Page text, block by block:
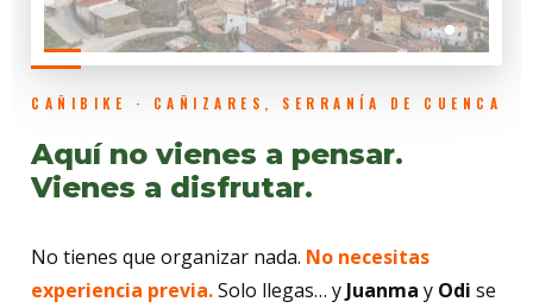
CAÑIBIKE · CAÑIZARES, SERRANÍA DE CUENCA
Aquí no vienes a pensar.
Vienes a disfrutar.
No tienes que organizar nada. No necesitas
experiencia previa.Solo llegas… y Juanma y Odi se